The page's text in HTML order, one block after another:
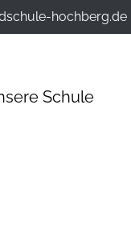
hochberg.de
Schule